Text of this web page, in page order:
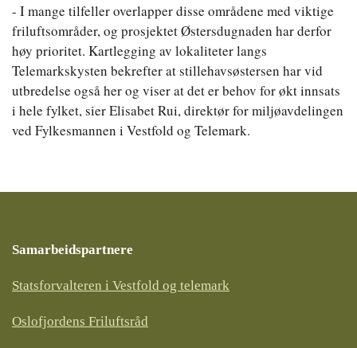
- I mange tilfeller overlapper disse områdene med viktige
friluftsområder, og prosjektet Østersdugnaden har derfor
høy prioritet. Kartlegging av lokaliteter langs
Telemarkskysten bekrefter at stillehavsøstersen har vid
utbredelse også her og viser at det er behov for økt innsats
i hele fylket, sier Elisabet Rui, direktør for miljøavdelingen
ved Fylkesmannen i Vestfold og Telemark.
Samarbeidspartnere
Statsforvalteren i Vestfold og telemark
Oslofjordens Friluftsråd